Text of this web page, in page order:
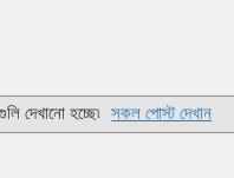
দেখানো হচ্ছে৷ সকল পোস্ট দেখান